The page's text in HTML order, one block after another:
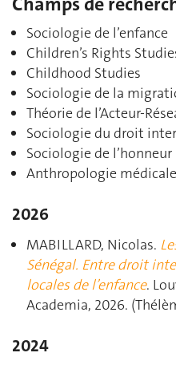
Sociologie de l’enfance
Children’s Rights
Childhood Studies
Sociologie de la
Théorie de l’Acteur-
Sociologie du droit
Sociologie de l’honneur
Anthropologie
2026
MABILLARD, Nicolas.
Sénégal. Entre droit
locales de l’enfance.
Academia, 2026.
2024